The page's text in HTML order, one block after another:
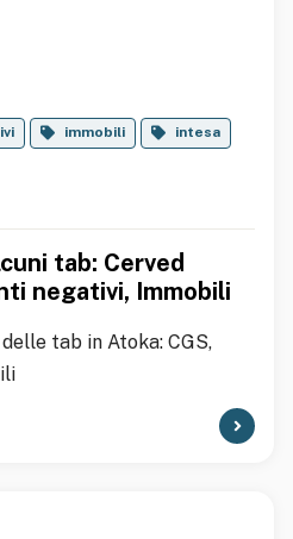
immobili intesa
tab: Cerved
negativi, Immobili
tab in Atoka: CGS,